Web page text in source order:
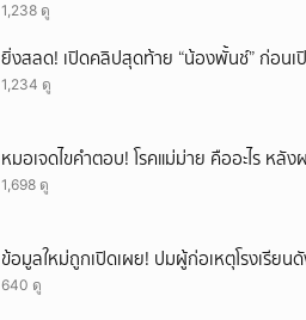
1,238 ดู
ยิ่งสลด! เปิดคลิปสุดท้าย “น้องพั้นช์” ก่อน
1,234 ดู
หมอเจดไขคำตอบ! โรคแม่ม่าย คืออะไร หลั
1,698 ดู
ข้อมูลใหม่ถูกเปิดเผย! ปมผู้ก่อเหตุโรงเรีย
640 ดู